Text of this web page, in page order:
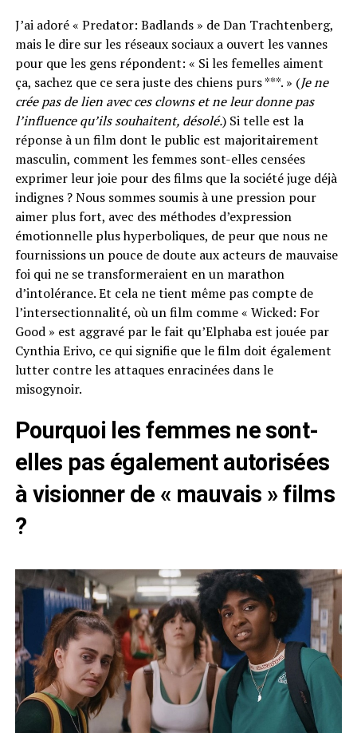
J’ai adoré « Predator: Badlands » de Dan Trachtenberg,
mais le dire sur les réseaux sociaux a ouvert les vannes
pour que les gens répondent: « Si les femelles aiment
ça, sachez que ce sera juste des chiens purs ***. » (Je ne
crée pas de lien avec ces clowns et ne leur donne pas
l’influence qu’ils souhaitent, désolé.) Si telle est la
réponse à un film dont le public est majoritairement
masculin, comment les femmes sont-elles censées
exprimer leur joie pour des films que la société juge déjà
indignes ? Nous sommes soumis à une pression pour
aimer plus fort, avec des méthodes d’expression
émotionnelle plus hyperboliques, de peur que nous ne
fournissions un pouce de doute aux acteurs de mauvaise
foi qui ne se transformeraient en un marathon
d’intolérance. Et cela ne tient même pas compte de
l’intersectionnalité, où un film comme « Wicked: For
Good » est aggravé par le fait qu’Elphaba est jouée par
Cynthia Erivo, ce qui signifie que le film doit également
lutter contre les attaques enracinées dans le
misogynoir.
Pourquoi les femmes ne sont-
elles pas également autorisées
à visionner de « mauvais » films
?